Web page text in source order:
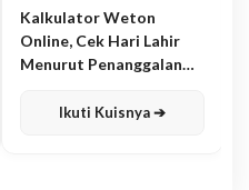
Kalkulator Weton
Online, Cek Hari Lahir
Menurut Penanggalan
Ikuti Kuisnya ➔